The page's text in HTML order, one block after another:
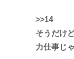
>>14
そうだけ
力仕事じ